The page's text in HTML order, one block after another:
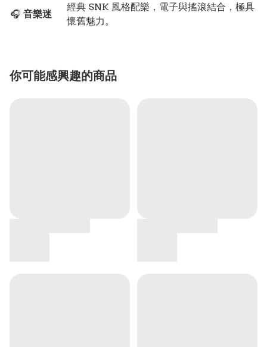
🎧 音樂迷
經典 SNK 風格配樂，電子與搖滾結合，極具
懷舊魅力。
你可能感興趣的商品